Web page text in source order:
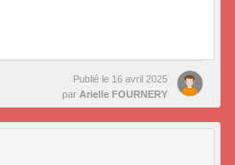
Publié le 16 avril 2025
par Arielle FOURNERY